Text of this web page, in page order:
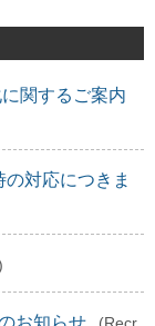
関するご案内
対応につきま
お知らせ